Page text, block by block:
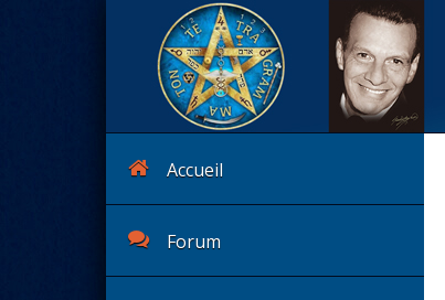
Accueil
Forum